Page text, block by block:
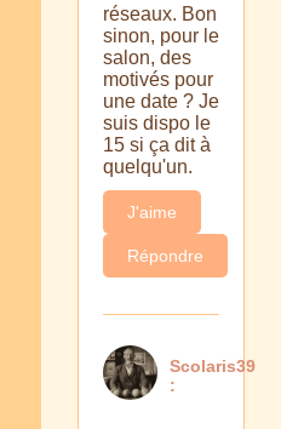
réseaux. Bon
sinon, pour le
salon, des
motivés pour
une date ? Je
suis dispo le
15 si ça dit à
quelqu'un.
J'aime
Répondre
Scolaris39
: